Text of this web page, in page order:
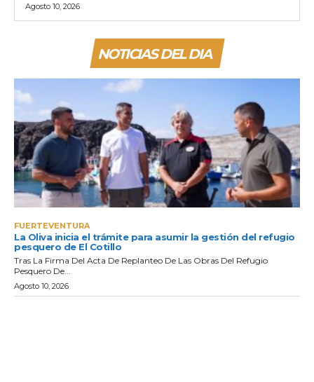
Agosto 10, 2026
NOTICIAS DEL DIA
FUERTEVENTURA
La Oliva inicia el trámite para asumir la gestión del refugio
pesquero de El Cotillo
Tras La Firma Del Acta De Replanteo De Las Obras Del Refugio
Pesquero De...
Agosto 10, 2026